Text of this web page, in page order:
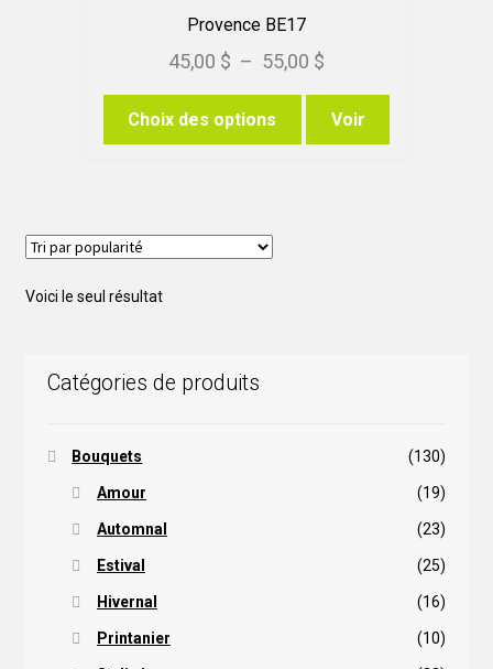
Provence BE17
45,00 $ – 55,00 $
de
prix :
Choix des options Voir
Voici le seul résultat
Catégories de produits
Bouquets (130)
Amour (19)
Automnal (23)
Estival (25)
Hivernal (16)
Printanier (10)